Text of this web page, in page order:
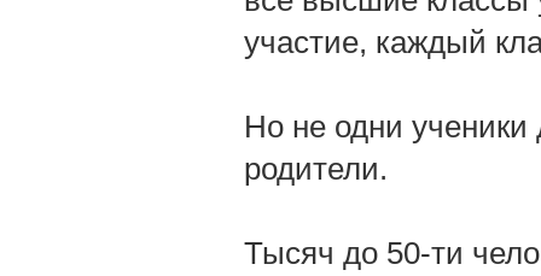
участие, каждый
Но не одни
родители.
Тысяч до 50-ти